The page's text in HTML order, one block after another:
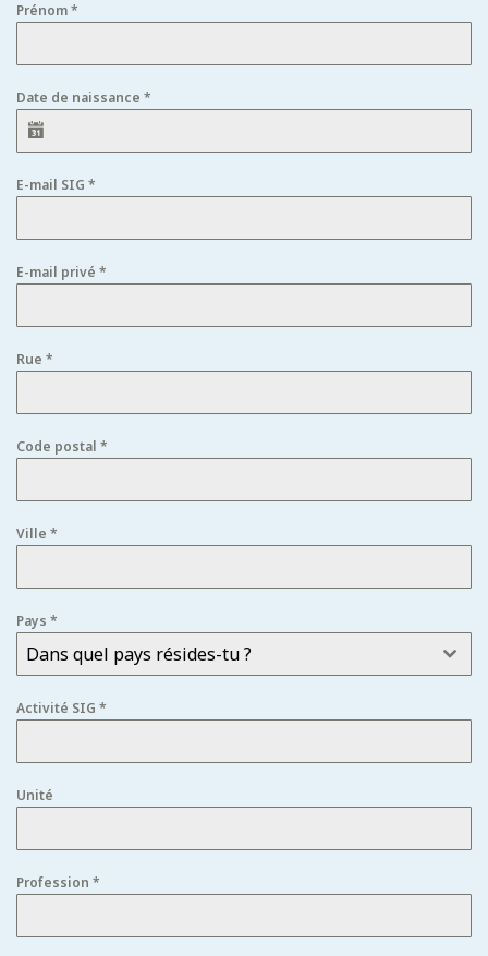
Prénom*
Date de naissance *
E-mail SIG *
E-mail privé *
Rue *
Code postal *
Ville *
Pays *
Dans quel pays résides-tu ?
Activité SIG *
Unité
Profession *